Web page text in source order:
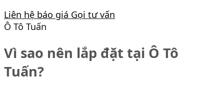
Liên hệ báo giá Gọi tư vấn
Ô Tô Tuấn
Vì sao nên lắp đặt tại Ô Tô
Tuấn?